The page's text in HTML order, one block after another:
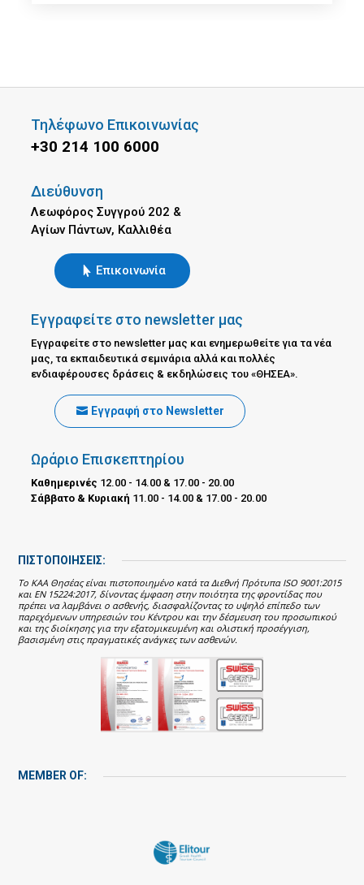
Τηλέφωνο Επικοινωνίας
+30 214 100 6000
Διεύθυνση
Λεωφόρος Συγγρού 202 &
Αγίων Πάντων, Καλλιθέα
Επικοινωνία
Εγγραφείτε στο newsletter μας
Εγγραφείτε στο newsletter μας και ενημερωθείτε για τα νέα
μας, τα εκπαιδευτικά σεμινάρια αλλά και πολλές
ενδιαφέρουσες δράσεις & εκδηλώσεις του «ΘΗΣΕΑ».
Εγγραφή στο Newsletter
Ωράριο Επισκεπτηρίου
Καθημερινές 12.00 - 14.00 & 17.00 - 20.00
Σάββατο & Κυριακή 11.00 - 14.00 & 17.00 - 20.00
ΠΙΣΤΟΠΟΙΗΣΕΙΣ:
Το ΚΑΑ Θησέας είναι πιστοποιημένο κατά τα Διεθνή Πρότυπα ISO 9001:2015
και EN 15224:2017, δίνοντας έμφαση στην ποιότητα της φροντίδας που
πρέπει να λαμβάνει ο ασθενής, διασφαλίζοντας το υψηλό επίπεδο των
παρεχόμενων υπηρεσιών του Κέντρου και την δέσμευση του προσωπικού
και της διοίκησης για την εξατομικευμένη και ολιστική προσέγγιση,
βασισμένη στις πραγματικές ανάγκες των ασθενών.
MEMBER OF: